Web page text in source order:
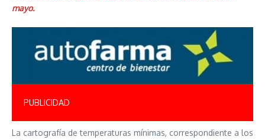
mayo.
PUBLICIDAD
La cartografía de temperaturas mínimas, correspondiente a los